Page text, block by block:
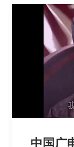
中国广